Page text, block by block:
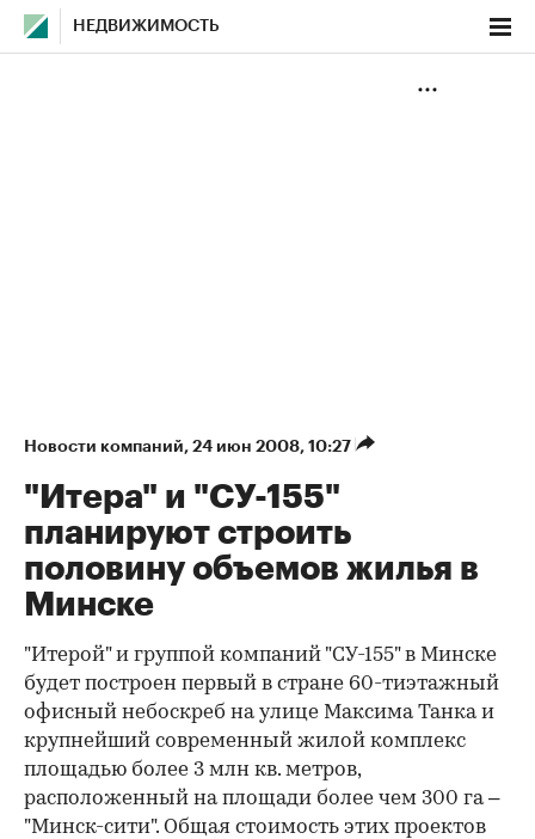
НЕДВИЖИМОСТЬ
Новости компаний⁠, 24 июн 2008, 10:27
"Итера" и "СУ-155"
планируют строить
половину объемов жилья в
Минске
"Итерой" и группой компаний "СУ-155" в Минске
будет построен первый в стране 60-тиэтажный
офисный небоскреб на улице Максима Танка и
крупнейший современный жилой комплекс
площадью более 3 млн кв. метров,
расположенный на площади более чем 300 га –
"Минск-сити". Общая стоимость этих проектов